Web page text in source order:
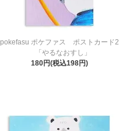
pokefasu ポケファス ポストカード2
「やるなおすし」
180円(税込198円)